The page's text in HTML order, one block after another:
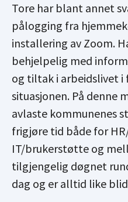
Tore har blant annet
pålogging fra
installering av Zoom.
behjelpelig med
og tiltak i arbeidslivet i
situasjonen. På denne
avlaste kommunenes
frigjøre tid både for
IT/brukerstøtte og
tilgjengelig døgnet
dag og er alltid like